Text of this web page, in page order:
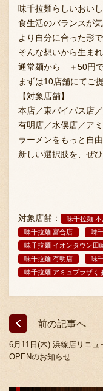
〒869-1107
TEL:
FAX:
味千拉麺らしいおい
食生活のバランスが気
より自分に合った形
そんな想いから生まれ
通常麺から ＋50円で
まずは10店舗にてご
【対象店舗】
本店／東バイパス店
有明店／水俣店／ア
ラーメンをもっと自由
新しい選択肢を、ぜ
対象店舗： 味千拉麺 本
味千拉麺 富合店
味
味千拉麺 イオンタウン田
味千拉麺 有明店
味
味千拉麺 アミュプラザく
前の記事へ
6月11日(木) 浜線店リニュ
OPENのお知らせ